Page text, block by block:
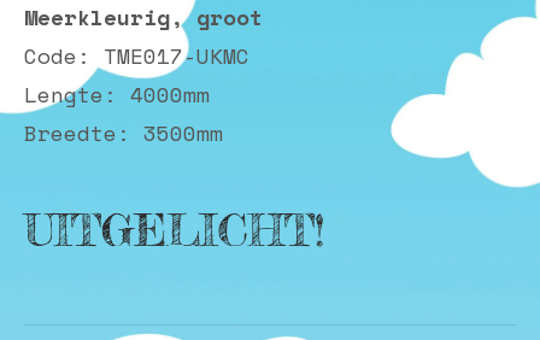
Meerkleurig, groot
Code: TME017-UKMC
Lengte: 4000mm
Breedte: 3500mm
UITGELICHT!